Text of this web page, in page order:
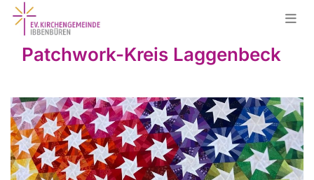
Patchwork-Kreis Laggenbeck